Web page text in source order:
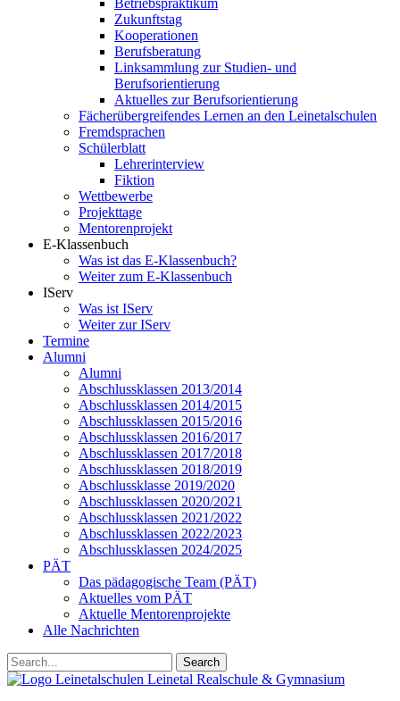
Betriebspraktikum
Zukunftstag
Kooperationen
Berufsberatung
Linksammlung zur Studien- und
Berufsorientierung
Aktuelles zur Berufsorientierung
Fächerübergreifendes Lernen an den Leinetalschulen
Fremdsprachen
Schülerblatt
Lehrerinterview
Fiktion
Wettbewerbe
Projekttage
Mentorenprojekt
E-Klassenbuch
Was ist das E-Klassenbuch?
Weiter zum E-Klassenbuch
IServ
Was ist IServ
Weiter zur IServ
Termine
Alumni
Alumni
Abschlussklassen 2013/2014
Abschlussklassen 2014/2015
Abschlussklassen 2015/2016
Abschlussklassen 2016/2017
Abschlussklassen 2017/2018
Abschlussklassen 2018/2019
Abschlussklasse 2019/2020
Abschlussklassen 2020/2021
Abschlussklassen 2021/2022
Abschlussklassen 2022/2023
Abschlussklassen 2024/2025
PÄT
Das pädagogische Team (PÄT)
Aktuelles vom PÄT
Aktuelle Mentorenprojekte
Alle Nachrichten
Search
Leinetalschulen Leinetal Realschule & Gymnasium